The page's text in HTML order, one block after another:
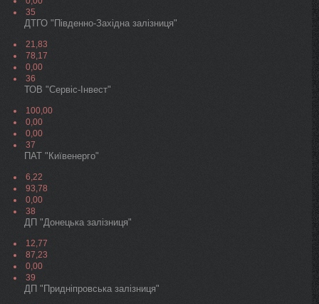
35
ДТГО "Південно-Західна залізниця"
21,83
78,17
0,00
36
ТОВ "Сервіс-Інвест"
100,00
0,00
0,00
37
ПАТ "Київенерго"
6,22
93,78
0,00
38
ДП "Донецька залізниця"
12,77
87,23
0,00
39
ДП "Придніпровська залізниця"